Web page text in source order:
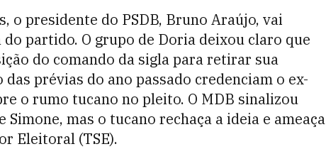
o presidente do PSDB, Bruno Araújo, vai
partido. O grupo de Doria deixou claro que
do comando da sigla para retirar sua
prévias do ano passado credenciam o ex-
o rumo tucano no pleito. O MDB sinalizou
mas o tucano rechaça a ideia e ameaça
Eleitoral (TSE).